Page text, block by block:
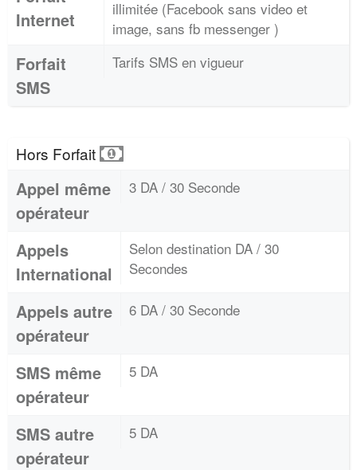
Internet
illimitée (Facebook sans video et
image, sans fb messenger )
Forfait
SMS
Tarifs SMS en vigueur
Hors Forfait
Appel même
opérateur
3 DA / 30 Seconde
Appels
International
Selon destination DA / 30
Secondes
Appels autre
opérateur
6 DA / 30 Seconde
SMS même
opérateur
5 DA
SMS autre
opérateur
5 DA